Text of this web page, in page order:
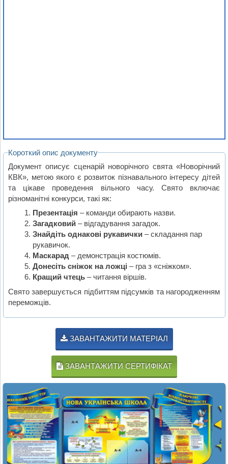
Короткий опис документу
Документ описує сценарій новорічного свята «Новорічний
КВК», метою якого є розвиток пізнавального інтересу дітей
та цікаве проведення вільного часу. Свято включає
різноманітні конкурси, такі як:
Презентація – команди обирають назви.
Загадковий– відгадування загадок.
Знайдіть однакові рукавички– складання пар
рукавичок.
Маскарад – демонстрація костюмів.
Донесіть сніжок на ложці – гра з «сніжком».
Кращий чтець– читання віршів.
Свято завершується підбиттям підсумків та нагородженням
переможців.
ЗАВАНТАЖИТИ МАТЕРІАЛ
ЗАВАНТАЖИТИ СЕРТИФІКАТ